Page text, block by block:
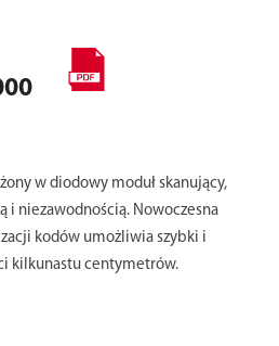
w diodowy moduł skanujący,
i niezawodnością. Nowoczesna
kodów umożliwia szybki i
kilkunastu centymetrów.